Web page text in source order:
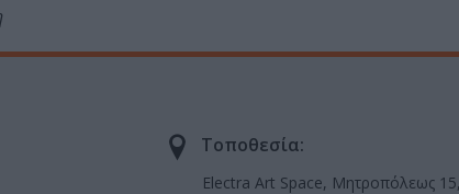
Τοποθεσία:
Electra Art Space, Μητροπόλεως